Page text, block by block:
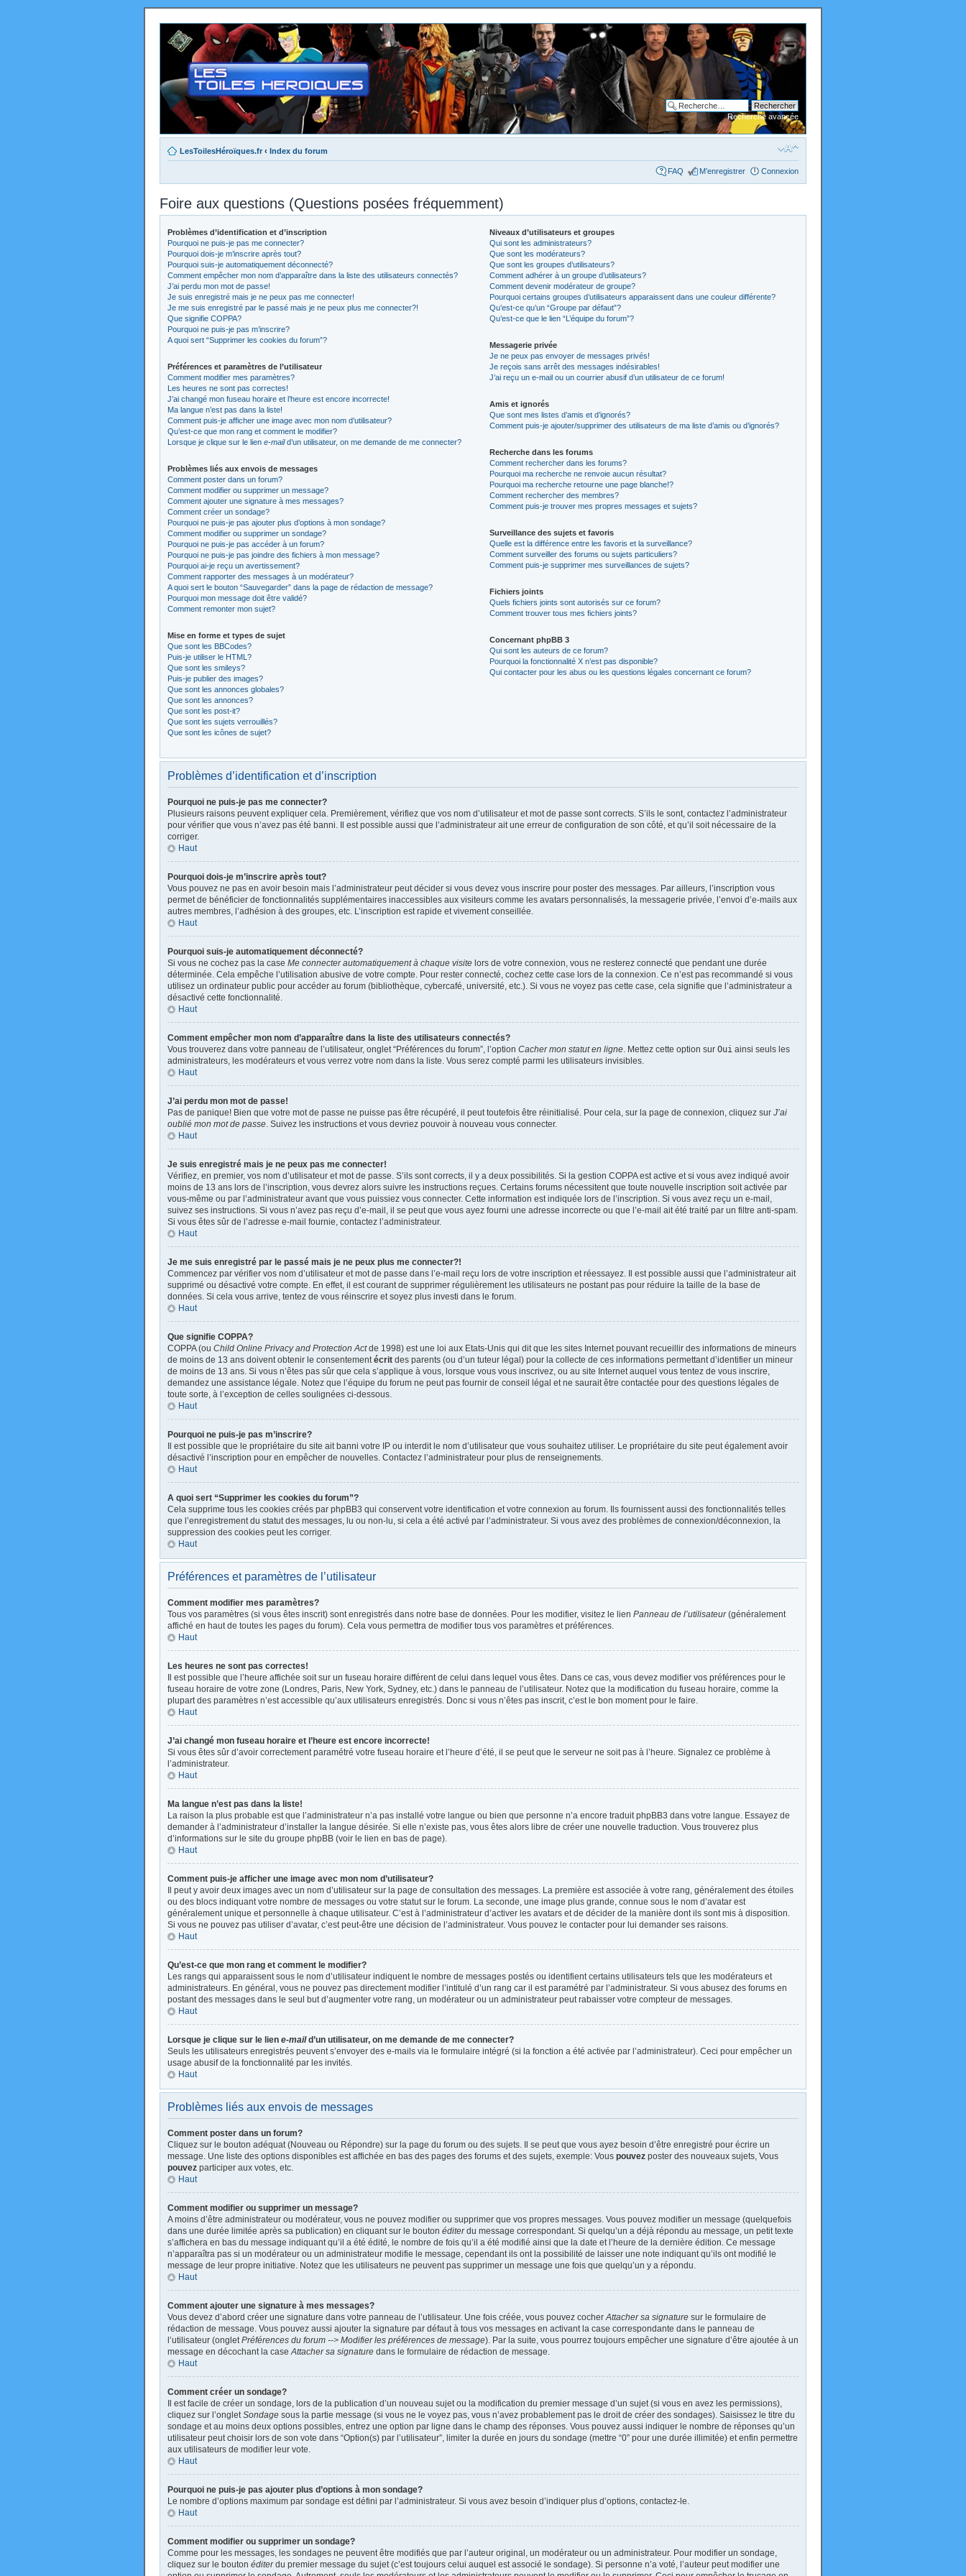
Recherche avancée
LesToilesHéroïques.fr ‹ Index du forum
FAQ M’enregistrer Connexion
Foire aux questions (Questions posées fréquemment)
Problèmes d’identification et d’inscription
Pourquoi ne puis-je pas me connecter?
Pourquoi dois-je m’inscrire après tout?
Pourquoi suis-je automatiquement déconnecté?
Comment empêcher mon nom d’apparaître dans la liste des utilisateurs connectés?
J’ai perdu mon mot de passe!
Je suis enregistré mais je ne peux pas me connecter!
Je me suis enregistré par le passé mais je ne peux plus me connecter?!
Que signifie COPPA?
Pourquoi ne puis-je pas m’inscrire?
A quoi sert “Supprimer les cookies du forum”?
Préférences et paramètres de l’utilisateur
Comment modifier mes paramètres?
Les heures ne sont pas correctes!
J’ai changé mon fuseau horaire et l’heure est encore incorrecte!
Ma langue n’est pas dans la liste!
Comment puis-je afficher une image avec mon nom d’utilisateur?
Qu’est-ce que mon rang et comment le modifier?
Lorsque je clique sur le lien e-maild’un utilisateur, on me demande de me connecter?
Problèmes liés aux envois de messages
Comment poster dans un forum?
Comment modifier ou supprimer un message?
Comment ajouter une signature à mes messages?
Comment créer un sondage?
Pourquoi ne puis-je pas ajouter plus d’options à mon sondage?
Comment modifier ou supprimer un sondage?
Pourquoi ne puis-je pas accéder à un forum?
Pourquoi ne puis-je pas joindre des fichiers à mon message?
Pourquoi ai-je reçu un avertissement?
Comment rapporter des messages à un modérateur?
A quoi sert le bouton “Sauvegarder” dans la page de rédaction de message?
Pourquoi mon message doit être validé?
Comment remonter mon sujet?
Mise en forme et types de sujet
Que sont les BBCodes?
Puis-je utiliser le HTML?
Que sont les smileys?
Puis-je publier des images?
Que sont les annonces globales?
Que sont les annonces?
Que sont les post-it?
Que sont les sujets verrouillés?
Que sont les icônes de sujet?
Niveaux d’utilisateurs et groupes
Qui sont les administrateurs?
Que sont les modérateurs?
Que sont les groupes d’utilisateurs?
Comment adhérer à un groupe d’utilisateurs?
Comment devenir modérateur de groupe?
Pourquoi certains groupes d’utilisateurs apparaissent dans une couleur différente?
Qu’est-ce qu’un “Groupe par défaut”?
Qu’est-ce que le lien “L’équipe du forum”?
Messagerie privée
Je ne peux pas envoyer de messages privés!
Je reçois sans arrêt des messages indésirables!
J’ai reçu un e-mail ou un courrier abusif d’un utilisateur de ce forum!
Amis et ignorés
Que sont mes listes d’amis et d’ignorés?
Comment puis-je ajouter/supprimer des utilisateurs de ma liste d’amis ou d’ignorés?
Recherche dans les forums
Comment rechercher dans les forums?
Pourquoi ma recherche ne renvoie aucun résultat?
Pourquoi ma recherche retourne une page blanche!?
Comment rechercher des membres?
Comment puis-je trouver mes propres messages et sujets?
Surveillance des sujets et favoris
Quelle est la différence entre les favoris et la surveillance?
Comment surveiller des forums ou sujets particuliers?
Comment puis-je supprimer mes surveillances de sujets?
Fichiers joints
Quels fichiers joints sont autorisés sur ce forum?
Comment trouver tous mes fichiers joints?
Concernant phpBB 3
Qui sont les auteurs de ce forum?
Pourquoi la fonctionnalité X n’est pas disponible?
Qui contacter pour les abus ou les questions légales concernant ce forum?
Problèmes d’identification et d’inscription
Pourquoi ne puis-je pas me connecter?
Plusieurs raisons peuvent expliquer cela. Premièrement, vérifiez que vos nom d’utilisateur et mot de passe sont corrects. S’ils le sont, contactez l’administrateur
pour vérifier que vous n’avez pas été banni. Il est possible aussi que l’administrateur ait une erreur de configuration de son côté, et qu’il soit nécessaire de la
corriger.
Haut
Pourquoi dois-je m’inscrire après tout?
Vous pouvez ne pas en avoir besoin mais l’administrateur peut décider si vous devez vous inscrire pour poster des messages. Par ailleurs, l’inscription vous
permet de bénéficier de fonctionnalités supplémentaires inaccessibles aux visiteurs comme les avatars personnalisés, la messagerie privée, l’envoi d’e-mails aux
autres membres, l’adhésion à des groupes, etc. L’inscription est rapide et vivement conseillée.
Haut
Pourquoi suis-je automatiquement déconnecté?
Si vous ne cochez pas la case Me connecter automatiquement à chaque visite lors de votre connexion, vous ne resterez connecté que pendant une durée
déterminée. Cela empêche l’utilisation abusive de votre compte. Pour rester connecté, cochez cette case lors de la connexion. Ce n’est pas recommandé si vous
utilisez un ordinateur public pour accéder au forum (bibliothèque, cybercafé, université, etc.). Si vous ne voyez pas cette case, cela signifie que l’administrateur a
désactivé cette fonctionnalité.
Haut
Comment empêcher mon nom d’apparaître dans la liste des utilisateurs connectés?
Vous trouverez dans votre panneau de l’utilisateur, onglet “Préférences du forum”, l’option Cacher mon statut en ligne. Mettez cette option sur Oui ainsi seuls les
administrateurs, les modérateurs et vous verrez votre nom dans la liste. Vous serez compté parmi les utilisateurs invisibles.
Haut
J’ai perdu mon mot de passe!
Pas de panique! Bien que votre mot de passe ne puisse pas être récupéré, il peut toutefois être réinitialisé. Pour cela, sur la page de connexion, cliquez sur J’ai
oublié mon mot de passe. Suivez les instructions et vous devriez pouvoir à nouveau vous connecter.
Haut
Je suis enregistré mais je ne peux pas me connecter!
Vérifiez, en premier, vos nom d’utilisateur et mot de passe. S’ils sont corrects, il y a deux possibilités. Si la gestion COPPA est active et si vous avez indiqué avoir
moins de 13 ans lors de l’inscription, vous devrez alors suivre les instructions reçues. Certains forums nécessitent que toute nouvelle inscription soit activée par
vous-même ou par l’administrateur avant que vous puissiez vous connecter. Cette information est indiquée lors de l’inscription. Si vous avez reçu un e-mail,
suivez ses instructions. Si vous n’avez pas reçu d’e-mail, il se peut que vous ayez fourni une adresse incorrecte ou que l’e-mail ait été traité par un filtre anti-spam.
Si vous êtes sûr de l’adresse e-mail fournie, contactez l’administrateur.
Haut
Je me suis enregistré par le passé mais je ne peux plus me connecter?!
Commencez par vérifier vos nom d’utilisateur et mot de passe dans l’e-mail reçu lors de votre inscription et réessayez. Il est possible aussi que l’administrateur ait
supprimé ou désactivé votre compte. En effet, il est courant de supprimer régulièrement les utilisateurs ne postant pas pour réduire la taille de la base de
données. Si cela vous arrive, tentez de vous réinscrire et soyez plus investi dans le forum.
Haut
Que signifie COPPA?
COPPA (ou Child Online Privacy and Protection Actde 1998) est une loi aux Etats-Unis qui dit que les sites Internet pouvant recueillir des informations de mineurs
de moins de 13 ans doivent obtenir le consentementécrit des parents (ou d’un tuteur légal) pour la collecte de ces informations permettant d’identifier un mineur
de moins de 13 ans. Si vous n’êtes pas sûr que cela s’applique à vous, lorsque vous vous inscrivez, ou au site Internet auquel vous tentez de vous inscrire,
demandez une assistance légale. Notez que l’équipe du forum ne peut pas fournir de conseil légal et ne saurait être contactée pour des questions légales de
toute sorte, à l’exception de celles soulignées ci-dessous.
Haut
Pourquoi ne puis-je pas m’inscrire?
Il est possible que le propriétaire du site ait banni votre IP ou interdit le nom d’utilisateur que vous souhaitez utiliser. Le propriétaire du site peut également avoir
désactivé l’inscription pour en empêcher de nouvelles. Contactez l’administrateur pour plus de renseignements.
Haut
A quoi sert “Supprimer les cookies du forum”?
Cela supprime tous les cookies créés par phpBB3 qui conservent votre identification et votre connexion au forum. Ils fournissent aussi des fonctionnalités telles
que l’enregistrement du statut des messages, lu ou non-lu, si cela a été activé par l’administrateur. Si vous avez des problèmes de connexion/déconnexion, la
suppression des cookies peut les corriger.
Haut
Préférences et paramètres de l’utilisateur
Comment modifier mes paramètres?
Tous vos paramètres (si vous êtes inscrit) sont enregistrés dans notre base de données. Pour les modifier, visitez le lien Panneau de l’utilisateur(généralement
affiché en haut de toutes les pages du forum). Cela vous permettra de modifier tous vos paramètres et préférences.
Haut
Les heures ne sont pas correctes!
Il est possible que l’heure affichée soit sur un fuseau horaire différent de celui dans lequel vous êtes. Dans ce cas, vous devez modifier vos préférences pour le
fuseau horaire de votre zone (Londres, Paris, New York, Sydney, etc.) dans le panneau de l’utilisateur. Notez que la modification du fuseau horaire, comme la
plupart des paramètres n’est accessible qu’aux utilisateurs enregistrés. Donc si vous n’êtes pas inscrit, c’est le bon moment pour le faire.
Haut
J’ai changé mon fuseau horaire et l’heure est encore incorrecte!
Si vous êtes sûr d’avoir correctement paramétré votre fuseau horaire et l’heure d’été, il se peut que le serveur ne soit pas à l’heure. Signalez ce problème à
l’administrateur.
Haut
Ma langue n’est pas dans la liste!
La raison la plus probable est que l’administrateur n’a pas installé votre langue ou bien que personne n’a encore traduit phpBB3 dans votre langue. Essayez de
demander à l’administrateur d’installer la langue désirée. Si elle n’existe pas, vous êtes alors libre de créer une nouvelle traduction. Vous trouverez plus
d’informations sur le site du groupe phpBB (voir le lien en bas de page).
Haut
Comment puis-je afficher une image avec mon nom d’utilisateur?
Il peut y avoir deux images avec un nom d’utilisateur sur la page de consultation des messages. La première est associée à votre rang, généralement des étoiles
ou des blocs indiquant votre nombre de messages ou votre statut sur le forum. La seconde, une image plus grande, connue sous le nom d’avatar est
généralement unique et personnelle à chaque utilisateur. C’est à l’administrateur d’activer les avatars et de décider de la manière dont ils sont mis à disposition.
Si vous ne pouvez pas utiliser d’avatar, c’est peut-être une décision de l’administrateur. Vous pouvez le contacter pour lui demander ses raisons.
Haut
Qu’est-ce que mon rang et comment le modifier?
Les rangs qui apparaissent sous le nom d’utilisateur indiquent le nombre de messages postés ou identifient certains utilisateurs tels que les modérateurs et
administrateurs. En général, vous ne pouvez pas directement modifier l’intitulé d’un rang car il est paramétré par l’administrateur. Si vous abusez des forums en
postant des messages dans le seul but d’augmenter votre rang, un modérateur ou un administrateur peut rabaisser votre compteur de messages.
Haut
Lorsque je clique sur le lien e-maild’un utilisateur, on me demande de me connecter?
Seuls les utilisateurs enregistrés peuvent s’envoyer des e-mails via le formulaire intégré (si la fonction a été activée par l’administrateur). Ceci pour empêcher un
usage abusif de la fonctionnalité par les invités.
Haut
Problèmes liés aux envois de messages
Comment poster dans un forum?
Cliquez sur le bouton adéquat (Nouveau ou Répondre) sur la page du forum ou des sujets. Il se peut que vous ayez besoin d’être enregistré pour écrire un
message. Une liste des options disponibles est affichée en bas des pages des forums et des sujets, exemple: Vous pouvez poster des nouveaux sujets, Vous
pouvez participer aux votes, etc.
Haut
Comment modifier ou supprimer un message?
A moins d’être administrateur ou modérateur, vous ne pouvez modifier ou supprimer que vos propres messages. Vous pouvez modifier un message (quelquefois
dans une durée limitée après sa publication) en cliquant sur le bouton éditerdu message correspondant. Si quelqu’un a déjà répondu au message, un petit texte
s’affichera en bas du message indiquant qu’il a été édité, le nombre de fois qu’il a été modifié ainsi que la date et l’heure de la dernière édition. Ce message
n’apparaîtra pas si un modérateur ou un administrateur modifie le message, cependant ils ont la possibilité de laisser une note indiquant qu’ils ont modifié le
message de leur propre initiative. Notez que les utilisateurs ne peuvent pas supprimer un message une fois que quelqu’un y a répondu.
Haut
Comment ajouter une signature à mes messages?
Vous devez d’abord créer une signature dans votre panneau de l’utilisateur. Une fois créée, vous pouvez cocherAttacher sa signature sur le formulaire de
rédaction de message. Vous pouvez aussi ajouter la signature par défaut à tous vos messages en activant la case correspondante dans le panneau de
l’utilisateur (ongletPréférences du forum --> Modifier les préférences de message). Par la suite, vous pourrez toujours empêcher une signature d’être ajoutée à un
message en décochant la caseAttacher sa signature dans le formulaire de rédaction de message.
Haut
Comment créer un sondage?
Il est facile de créer un sondage, lors de la publication d’un nouveau sujet ou la modification du premier message d’un sujet (si vous en avez les permissions),
cliquez sur l’ongletSondage sous la partie message (si vous ne le voyez pas, vous n’avez probablement pas le droit de créer des sondages). Saisissez le titre du
sondage et au moins deux options possibles, entrez une option par ligne dans le champ des réponses. Vous pouvez aussi indiquer le nombre de réponses qu’un
utilisateur peut choisir lors de son vote dans “Option(s) par l’utilisateur”, limiter la durée en jours du sondage (mettre “0” pour une durée illimitée) et enfin permettre
aux utilisateurs de modifier leur vote.
Haut
Pourquoi ne puis-je pas ajouter plus d’options à mon sondage?
Le nombre d’options maximum par sondage est défini par l’administrateur. Si vous avez besoin d’indiquer plus d’options, contactez-le.
Haut
Comment modifier ou supprimer un sondage?
Comme pour les messages, les sondages ne peuvent être modifiés que par l’auteur original, un modérateur ou un administrateur. Pour modifier un sondage,
cliquez sur le bouton éditerdu premier message du sujet (c’est toujours celui auquel est associé le sondage). Si personne n’a voté, l’auteur peut modifier une